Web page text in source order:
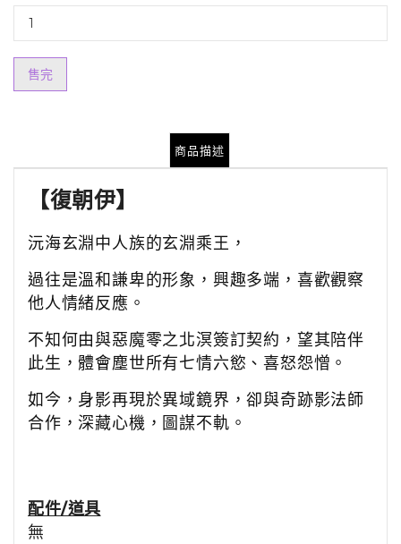
售完
商品描述
【復朝伊】
沅海玄淵中人族的玄淵乘王，
過往是溫和謙卑的形象，興趣多端，喜歡觀察
他人情緒反應。
不知何由與惡魔零之北溟簽訂契約，望其陪伴
此生，體會塵世所有七情六慾、喜怒怨憎。
如今，身影再現於異域鏡界，卻與奇跡影法師
合作，深藏心機，圖謀不軌。
配件/道具
無